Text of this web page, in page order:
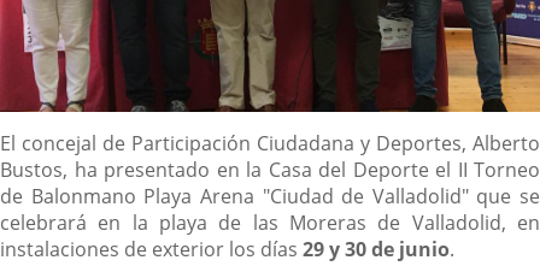
Descripción
El concejal de Participación Ciudadana y Deportes, Alberto
Bustos, ha presentado en la Casa del Deporte el II Torneo
de Balonmano Playa Arena "Ciudad de Valladolid" que se
celebrará en la playa de las Moreras de Valladolid, en
instalaciones de exterior los días 29 y 30 de junio.